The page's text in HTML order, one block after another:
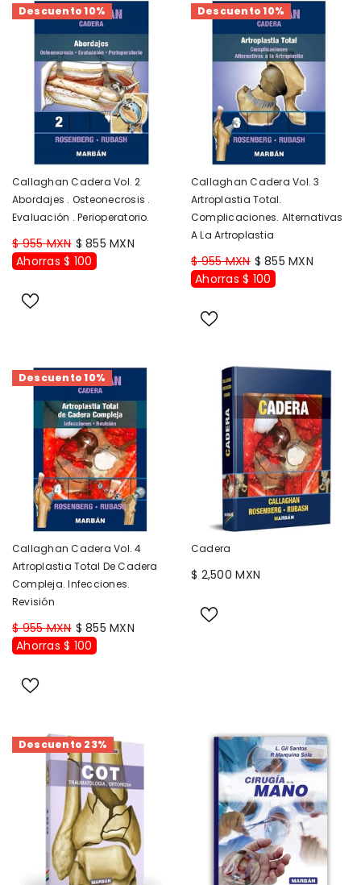
Descuento 10%
Callaghan Cadera Vol. 2
Abordajes . Osteonecrosis .
Evaluación . Perioperatorio.
$ 955 MXN $ 855 MXN
Ahorras $ 100
Descuento 10%
Callaghan Cadera Vol. 3
Artroplastia Total.
Complicaciones. Alternativas
A La Artroplastia
$ 955 MXN $ 855 MXN
Ahorras $ 100
Descuento 10%
Callaghan Cadera Vol. 4
Artroplastia Total De Cadera
Compleja. Infecciones.
Revisión
$ 955 MXN $ 855 MXN
Ahorras $ 100
Cadera
$ 2,500 MXN
Descuento 23%